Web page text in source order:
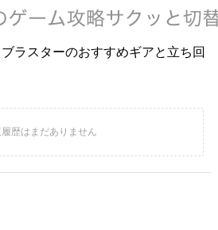
ラスターのおすすめギアと立ち回